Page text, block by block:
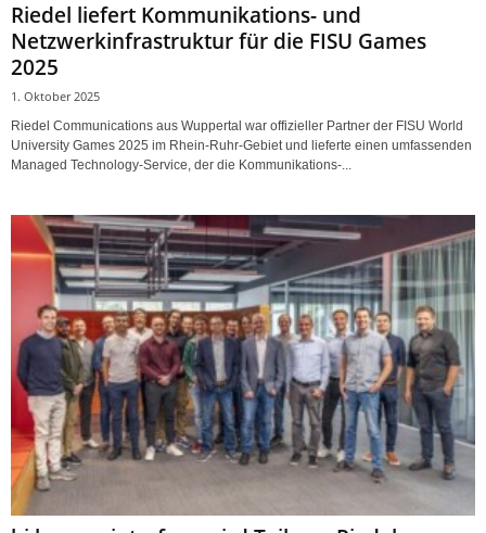
Riedel liefert Kommunikations- und
Netzwerkinfrastruktur für die FISU Games
2025
1. Oktober 2025
Riedel Communications aus Wuppertal war offizieller Partner der FISU World
University Games 2025 im Rhein-Ruhr-Gebiet und lieferte einen umfassenden
Managed Technology-Service, der die Kommunikations-...